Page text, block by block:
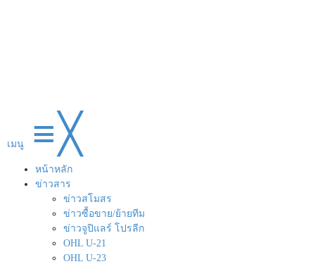
เมนู ≡╳
หน้าหลัก
ข่าวสาร
ข่าวสโมสร
ข่าวซื้อขาย/ย้ายทีม
ข่าวจูปิแลร์ โปรลีก
OHL U-21
OHL U-23